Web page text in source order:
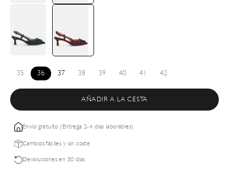
35 36 37 38 39 40 41 42
AÑADIR A LA CESTA
Envío gratuito (Entrega 2-4 días laborables)
Cambios fáciles y sin coste
Devoluciones en 30 días